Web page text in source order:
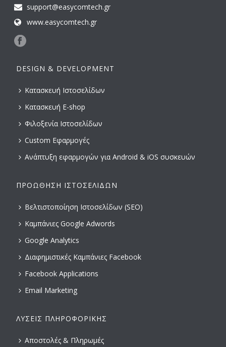
support@easycomtech.gr
www.easycomtech.gr
DESIGN & DEVELOPMENT
Κατασκευή Ιστοσελίδων
Κατασκευή E-shop
Φιλοξενία Ιστοσελίδων
Custom Εφαρμογές
Ανάπτυξη εφαρμογών για Android & iOS συσκευών
ΠΡΟΏΘΗΣΗ ΙΣΤΟΣΕΛΊΔΩΝ
Βελτιστοποίηση Ιστοσελίδων (SEO)
Καμπάνιες Google Adwords
Google Analytics
Διαφημιστικές Καμπάνιες Facebook
Facebook Applications
Email Marketing
ΛΎΣΕΙΣ ΠΛΗΡΟΦΟΡΙΚΉΣ
Αποστολές & Πληρωμές